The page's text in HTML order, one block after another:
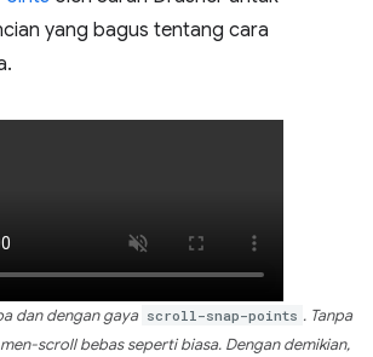
yang bagus tentang cara
dan dengan gaya scroll-snap-points . Tanpa
scroll bebas seperti biasa. Dengan demikian,